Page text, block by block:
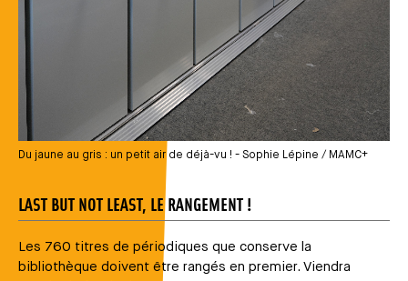
Du jaune au gris : un petit air de déjà-vu ! - Sophie Lépine / MAMC+
LAST BUT NOT LEAST, LE RANGEMENT !
Les 760 titres de périodiques que conserve la
bibliothèque doivent être rangés en premier. Viendra